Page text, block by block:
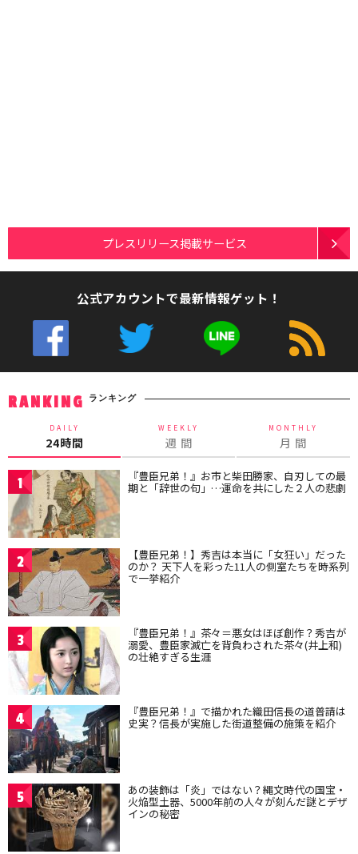
プレスリリース掲載サービス
公式アカウントで最新情報ゲット！
RANKING ランキング
DAILY
24時間
WEEKLY
週 間
MONTHLY
月 間
1 『豊臣兄弟！』お市と柴田勝家、自刃しての最
期と「辞世の句」…運命を共にした２人の悲劇
2 【豊臣兄弟！】秀吉は本当に「女狂い」だった
のか？ 天下人を彩った11人の側室たちを時系列
で一挙紹介
3 『豊臣兄弟！』茶々＝悪女はほぼ創作？秀吉が
溺愛、豊臣家滅亡を背負わされた茶々(井上和)
の壮絶すぎる生涯
4 『豊臣兄弟！』で描かれた織田信長の道普請は
史実？信長が実施した街道整備の施策を紹介
5 あの装飾は「炎」ではない？縄文時代の国宝・
火焔型土器、5000年前の人々が刻んだ謎とデザ
インの秘密